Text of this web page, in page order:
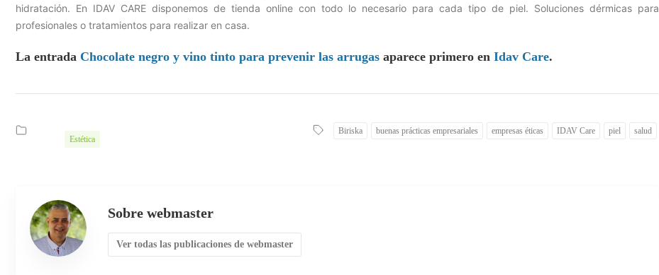
hidratación. En IDAV CARE disponemos de tienda online con todo lo necesario para cada tipo de piel. Soluciones dérmicas para
profesionales o tratamientos para realizar en casa.
La entrada Chocolate negro y vino tinto para prevenir las arrugas aparece primero en Idav Care.
Estética
Biriska buenas prácticas empresariales empresas éticas IDAV Care piel salud
Sobre webmaster
Ver todas las publicaciones de webmaster